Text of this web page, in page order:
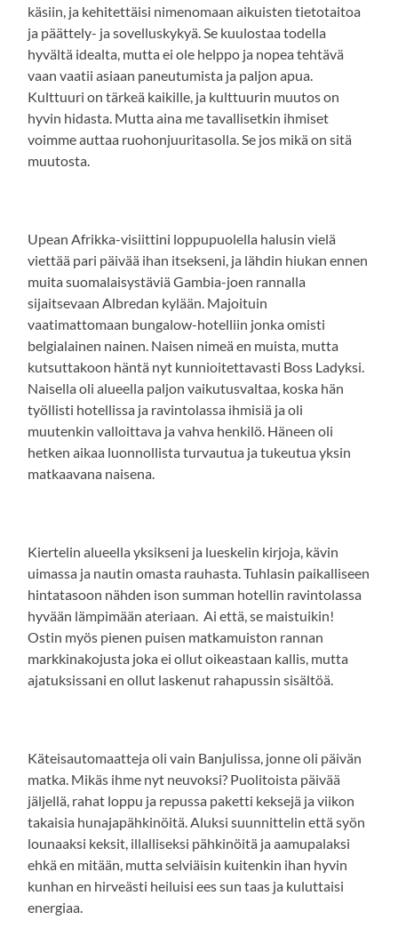
käsiin, ja kehitettäisi nimenomaan aikuisten tietotaitoa
ja päättely- ja sovelluskykyä. Se kuulostaa todella
hyvältä idealta, mutta ei ole helppo ja nopea tehtävä
vaan vaatii asiaan paneutumista ja paljon apua.
Kulttuuri on tärkeä kaikille, ja kulttuurin muutos on
hyvin hidasta. Mutta aina me tavallisetkin ihmiset
voimme auttaa ruohonjuuritasolla. Se jos mikä on sitä
muutosta.
Upean Afrikka-visiittini loppupuolella halusin vielä
viettää pari päivää ihan itsekseni, ja lähdin hiukan ennen
muita suomalaisystäviä Gambia-joen rannalla
sijaitsevaan Albredan kylään. Majoituin
vaatimattomaan bungalow-hotelliin jonka omisti
belgialainen nainen. Naisen nimeä en muista, mutta
kutsuttakoon häntä nyt kunnioitettavasti Boss Ladyksi.
Naisella oli alueella paljon vaikutusvaltaa, koska hän
työllisti hotellissa ja ravintolassa ihmisiä ja oli
muutenkin valloittava ja vahva henkilö. Häneen oli
hetken aikaa luonnollista turvautua ja tukeutua yksin
matkaavana naisena.
Kiertelin alueella yksikseni ja lueskelin kirjoja, kävin
uimassa ja nautin omasta rauhasta. Tuhlasin paikalliseen
hintatasoon nähden ison summan hotellin ravintolassa
hyvään lämpimään ateriaan. Ai että, se maistuikin!
Ostin myös pienen puisen matkamuiston rannan
markkinakojusta joka ei ollut oikeastaan kallis, mutta
ajatuksissani en ollut laskenut rahapussin sisältöä.
Käteisautomaatteja oli vain Banjulissa, jonne oli päivän
matka. Mikäs ihme nyt neuvoksi? Puolitoista päivää
jäljellä, rahat loppu ja repussa paketti keksejä ja viikon
takaisia hunajapähkinöitä. Aluksi suunnittelin että syön
lounaaksi keksit, illalliseksi pähkinöitä ja aamupalaksi
ehkä en mitään, mutta selviäisin kuitenkin ihan hyvin
kunhan en hirveästi heiluisi ees sun taas ja kuluttaisi
energiaa.